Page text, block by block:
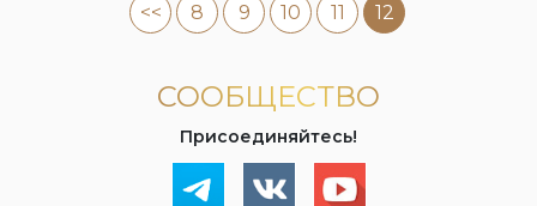
<< 8 9 10 11 12
СООБЩЕСТВО
Присоединяйтесь!